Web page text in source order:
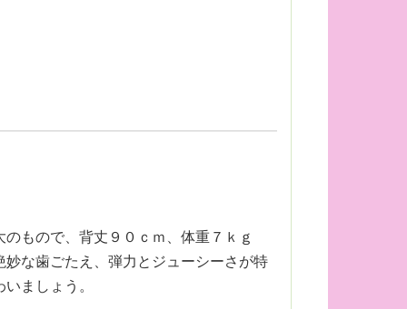
もので、背丈９０ｃｍ、体重７ｋｇ
な歯ごたえ、弾力とジューシーさが特
ましょう。